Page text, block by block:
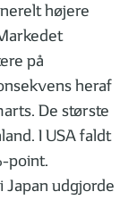
højere
på
heraf
De største
I USA faldt
point.
udgjorde